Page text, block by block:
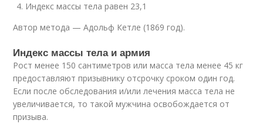
Индекс массы тела равен 23,1
Автор метода — Адольф Кетле (1869 год).
Индекс массы тела и армия
Рост менее 150 сантиметров или масса тела менее 45 кг
предоставляют призывнику отсрочку сроком один год.
Если после обследования и/или лечения масса тела не
увеличивается, то такой мужчина освобождается от
призыва.